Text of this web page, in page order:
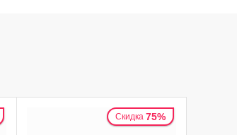
Скидка 75%